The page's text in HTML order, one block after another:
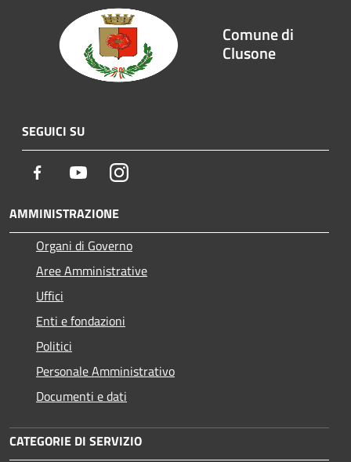
Comune di
Clusone
SEGUICI SU
Facebook YoutubeInstagram
AMMINISTRAZIONE
Organi di Governo
Aree Amministrative
Uffici
Enti e fondazioni
Politici
Personale Amministrativo
Documenti e dati
CATEGORIE DI SERVIZIO